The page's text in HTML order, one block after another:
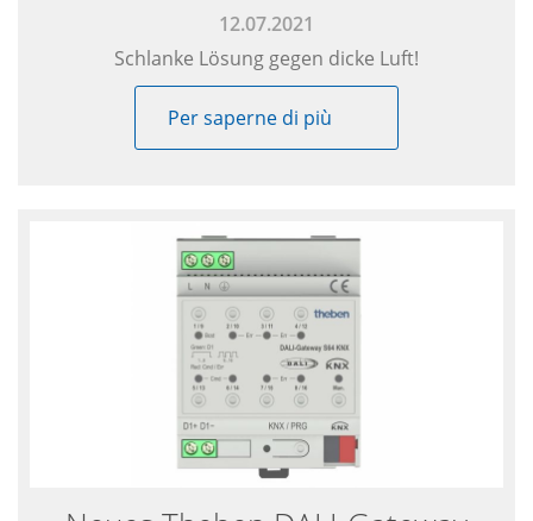
12.07.2021
Schlanke Lösung gegen dicke Luft!
Per saperne di più